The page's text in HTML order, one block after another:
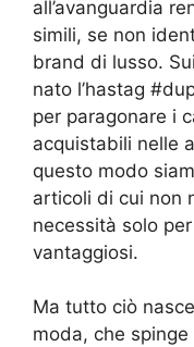
all’avanguardia
simili, se non
brand di lusso.
nato l’hastag
per paragonare i
acquistabili nelle
questo modo
articoli di cui non
necessità solo
vantaggiosi.
Ma tutto ciò nasce
moda, che